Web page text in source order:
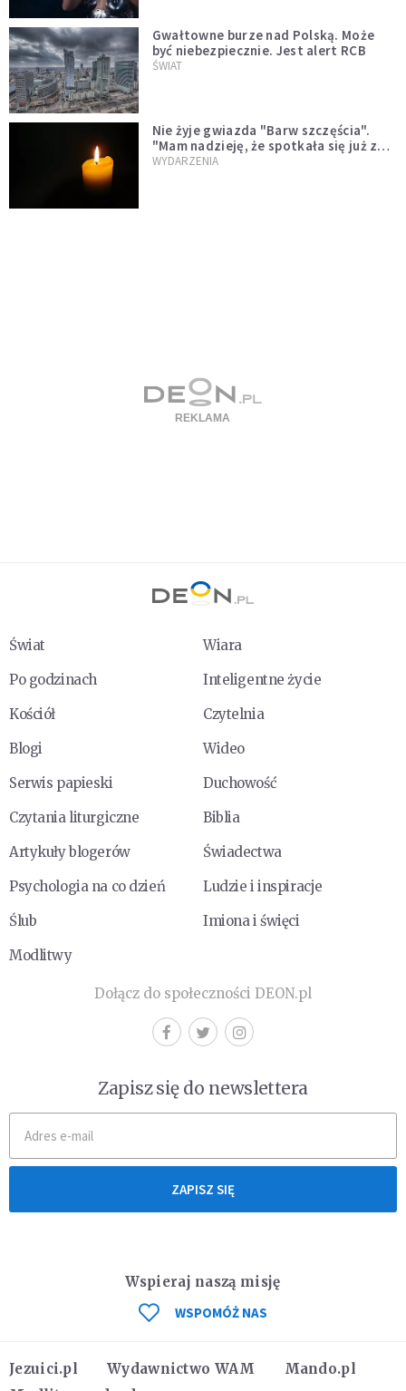
Gwałtowne burze nad Polską. Może
być niebezpiecznie. Jest alert RCB
ŚWIAT
Nie żyje gwiazda "Barw szczęścia".
"Mam nadzieję, że spotkała się już z
Bogiem, którego tak bardzo kochała"
WYDARZENIA
Świat
Wiara
Po godzinach
Inteligentne życie
Kościół
Czytelnia
Blogi
Wideo
Serwis papieski
Duchowość
Czytania liturgiczne
Biblia
Artykuły blogerów
Świadectwa
Psychologia na co dzień
Ludzie i inspiracje
Ślub
Imiona i święci
Modlitwy
Dołącz do społeczności DEON.pl
Zapisz się do newslettera
ZAPISZ SIĘ
Jezuici.pl Wydawnictwo WAM
Mando.pl
Wspieraj naszą misję
WSPOMÓŻ NAS